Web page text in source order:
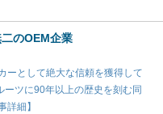
のOEM企業
ーとして絶大な信頼を獲得して
ーツに90年以上の歴史を刻む同
詳細】